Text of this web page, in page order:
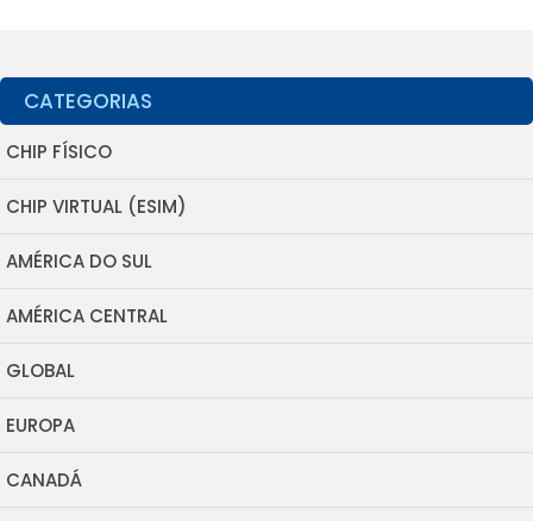
CATEGORIAS
CHIP FÍSICO
CHIP VIRTUAL (ESIM)
AMÉRICA DO SUL
AMÉRICA CENTRAL
GLOBAL
EUROPA
CANADÁ